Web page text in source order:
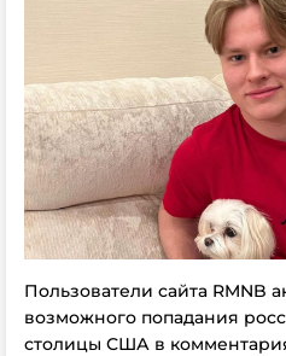
Пользователи сайта RMNB
возможного попадания
столицы США в